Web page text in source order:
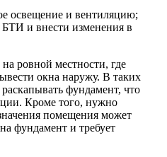
освещение и вентиляцию;
и внести изменения в
ровной местности, где
окна наружу. В таких
фундамент, что
Кроме того, нужно
помещения может
фундамент и требует